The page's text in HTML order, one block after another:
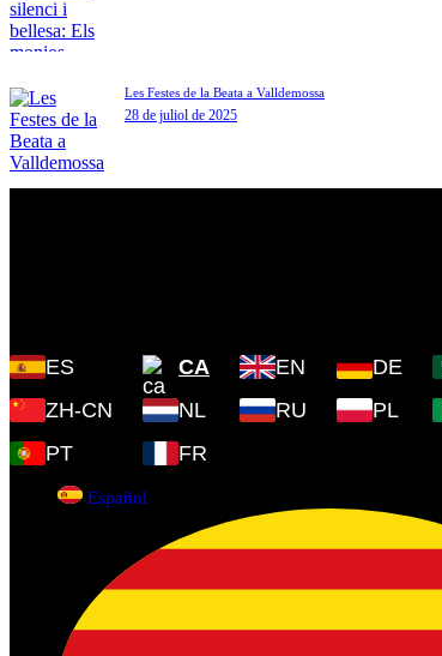
Les Festes de la Beata a Valldemossa
28 de juliol de 2025
ES CA EN DE
ZH-CN
NL RU PL
PT
FR
Español